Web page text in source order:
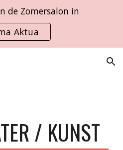
de Zomersalon in
Aktua
/ KUNST